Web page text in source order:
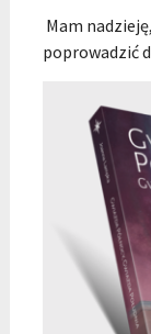
Mam
poprowadzić